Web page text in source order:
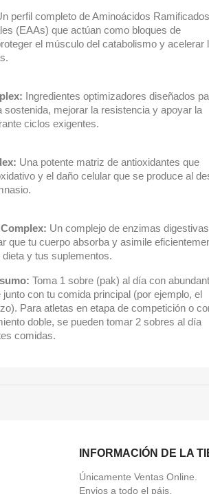
perfil completo de Aminoácidos Ramificados
(EAAs) que actúan como bloques de
el músculo del catabolismo y acelerar
Ingredientes optimizadores diseñados
sostenida, mejorar la resistencia y apoyar la
ciclos exigentes.
Una potente matriz de antioxidantes que
y el daño celular que se produce al
Un complejo de enzimas digestivas
que tu cuerpo absorba y asimile
y tus suplementos.
Toma 1 sobre (pak) al día con
con tu comida principal (por ejemplo, el
Para atletas en etapa de competición o
doble, se pueden tomar 2 sobres al día
comidas.
INFORMACIÓN DE LA
Únicamente Ventas Online.
Envios a todo el páis.